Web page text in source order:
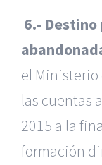
6.- Destino
el
las cuentas
2015 a la
formación